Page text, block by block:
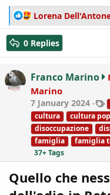
R
e
a
c
t
i
o
n
s
:
Lorena
0 Replies
Franco Marino
Marino
7 January 2024
T
a
g
s
cultura
cultura pop
disoccupazione
famiglia
famiglia
37+ Tags
Quello che